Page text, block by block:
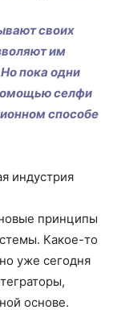
своих
им
пока одни
селфи
способе
индустрия
принципы
Какое-то
уже сегодня
основе.